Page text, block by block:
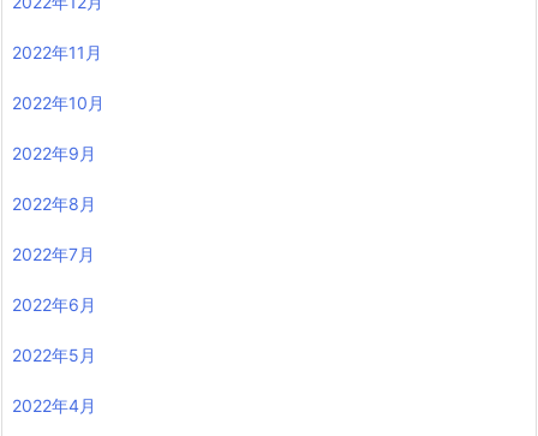
2022年11月
2022年10月
2022年9月
2022年8月
2022年7月
2022年6月
2022年5月
2022年4月